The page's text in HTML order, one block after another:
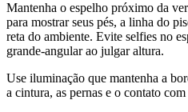
Mantenha o espelho próximo da
para mostrar seus pés, a linha do
reta do ambiente. Evite selfies no
grande-angular ao julgar altura.
Use iluminação que mantenha a
a cintura, as pernas e o contato